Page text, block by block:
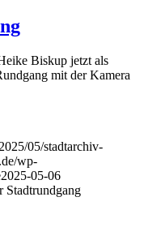
Biskup jetzt als
mit der Kamera
05/stadtarchiv-
wp-
2025-05-06
Stadtrundgang